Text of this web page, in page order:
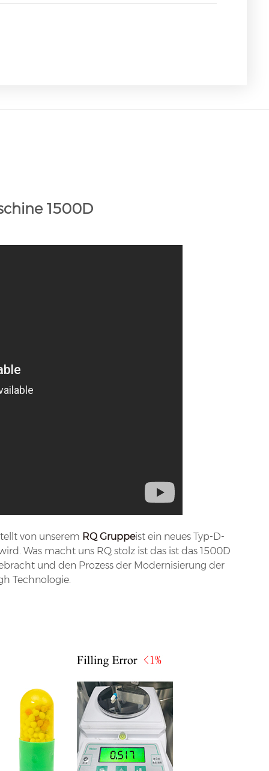
1500D
von unserem RQ Gruppeist ein neues Typ-D-
Was macht uns RQ stolz ist das ist das 1500D
und den Prozess der Modernisierung der
Technologie.